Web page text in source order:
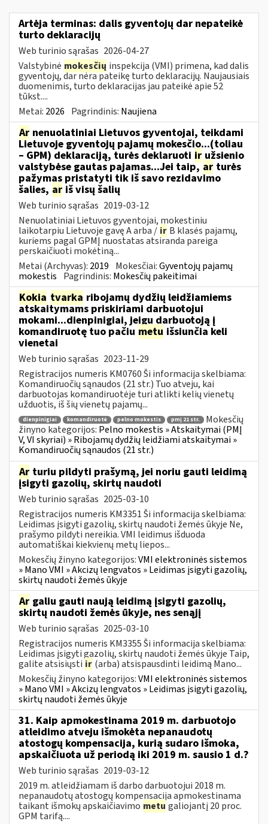
Artėja terminas: dalis gyventojų dar nepateikė
turto deklaracijų
Web turinio sąrašas 2026-04-27
Valstybinė mokesčių inspekcija (VMI) primena, kad dalis
gyventojų, dar nėra pateikę turto deklaracijų. Naujausiais
duomenimis, turto deklaracijas jau pateikė apie 52
tūkst....
Metai: 2026 Pagrindinis: Naujiena
Ar nenuolatiniai Lietuvos gyventojai, teikdami
Lietuvoje gyventojų pajamų mokesčio...(toliau
– GPM) deklaraciją, turės deklaruoti ir užsienio
valstybėse gautas pajamas...Jei taip,ar turės
pažymas pristatyti tik iš savo rezidavimo
šalies, ar iš visų šalių
Web turinio sąrašas 2019-03-12
Nenuolatiniai Lietuvos gyventojai, mokestiniu
laikotarpiu Lietuvoje gavę A arba / ir B klasės pajamų,
kuriems pagal GPMĮ nuostatas atsiranda pareiga
perskaičiuoti mokėtiną...
Metai (Archyvas): 2019 Mokesčiai:Gyventojų pajamų
mokestis Pagrindinis: Mokesčių pakeitimai
Kokia tvarka ribojamų dydžių leidžiamiems
atskaitymams priskiriami darbuotojui
mokami...dienpinigiai, jeigu darbuotoją į
komandiruotę tuo pačiu metu išsiunčia keli
vienetai
Web turinio sąrašas 2023-11-29
Registracijos numeris KM0760 Ši informacija skelbiama:
Komandiruočių sąnaudos (21 str.) Tuo atveju, kai
darbuotojas komandiruotėje turi atlikti kelių vienetų
užduotis, iš šių vienetų pajamų...
dienpinigiai komandiruotė pelno mokestis pmį 21 str.
Mokesčių
žinyno kategorijos: Pelno mokestis » Atskaitymai (PMĮ
V, VI skyriai) » Ribojamų dydžių leidžiami atskaitymai »
Komandiruočių sąnaudos (21 str.)
Ar turiu pildyti prašymą, jei noriu gauti leidimą
įsigyti gazolių, skirtų naudoti
Web turinio sąrašas 2025-03-10
Registracijos numeris KM3351 Ši informacija skelbiama:
Leidimas įsigyti gazolių, skirtų naudoti žemės ūkyje Ne,
prašymo pildyti nereikia. VMI leidimus išduoda
automatiškai kiekvienų metų liepos...
Mokesčių žinyno kategorijos:VMI elektroninės sistemos
» Mano VMI » Akcizų lengvatos » Leidimas įsigyti gazolių,
skirtų naudoti žemės ūkyje
Ar galiu gauti naują leidimą įsigyti gazolių,
skirtų naudoti žemės ūkyje, nes senąjį
Web turinio sąrašas 2025-03-10
Registracijos numeris KM3355 Ši informacija skelbiama:
Leidimas įsigyti gazolių, skirtų naudoti žemės ūkyje Taip,
galite atsisiųsti ir (arba) atsispausdinti leidimą Mano...
Mokesčių žinyno kategorijos:VMI elektroninės sistemos
» Mano VMI » Akcizų lengvatos » Leidimas įsigyti gazolių,
skirtų naudoti žemės ūkyje
31. Kaip apmokestinama 2019 m. darbuotojo
atleidimo atveju išmokėta nepanaudotų
atostogų kompensacija, kurią sudaro išmoka,
apskaičiuota už periodą iki 2019 m. sausio 1 d.?
Web turinio sąrašas 2019-03-12
2019 m. atleidžiamam iš darbo darbuotojui 2018 m.
nepanaudotų atostogų kompensacija apmokestinama
taikant išmokų apskaičiavimo metu galiojantį 20 proc.
GPM tarifą....